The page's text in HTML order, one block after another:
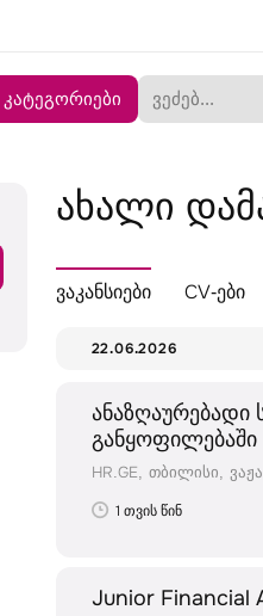
კატეგორიები
ახალი
ვაკანსიები CV-ები
22.06.2026
ანაზღაურებადი
განყოფილებაში
HR.GE თბილისი
1 თვის წინ
Junior Financial